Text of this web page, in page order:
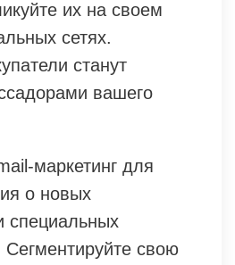
их на своем
сетях.
станут
вашего
маркетинг для
о новых
специальных
свою